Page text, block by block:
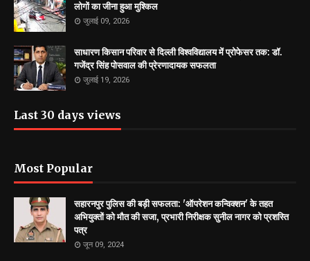
लोगों का जीना हुआ मुश्किल
जुलाई 09, 2026
साधारण किसान परिवार से दिल्ली विश्वविद्यालय में प्रोफेसर तक: डॉ.
गजेंद्र सिंह पोसवाल की प्रेरणादायक सफलता
जुलाई 19, 2026
Last 30 days views
Most Popular
सहारनपुर पुलिस की बड़ी सफलता: 'ऑपरेशन कन्विक्शन' के तहत
अभियुक्तों को मौत की सजा, प्रभारी निरीक्षक सुनील नागर को प्रशस्ति
पत्र
जून 09, 2024